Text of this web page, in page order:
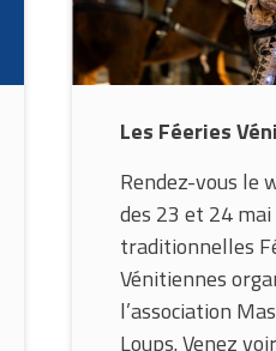
Les Féeries
Rendez-vous le
des 23 et 24
traditionnelles
Vénitiennes
l’association
Loups. Venez voir